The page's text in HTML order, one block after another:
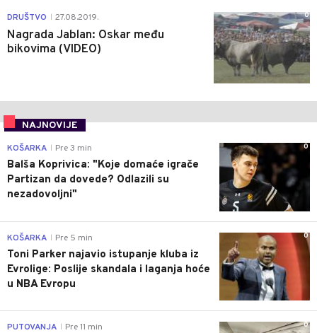
DRUŠTVO 27.08.2019.
Nagrada Jablan: Oskar među
bikovima (VIDEO)
0
NAJNOVIJE
0
KOŠARKA Pre 3 min
Balša Koprivica: "Koje domaće igrače
Partizan da dovede? Odlazili su
nezadovoljni"
0
KOŠARKA Pre 5 min
Toni Parker najavio istupanje kluba iz
Evrolige: Poslije skandala i laganja hoće
u NBA Evropu
0
PUTOVANJA Pre 11 min